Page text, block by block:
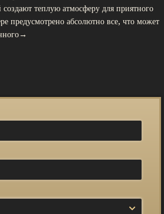
теплую атмосферу для приятного
предусмотрено абсолютно все, что может